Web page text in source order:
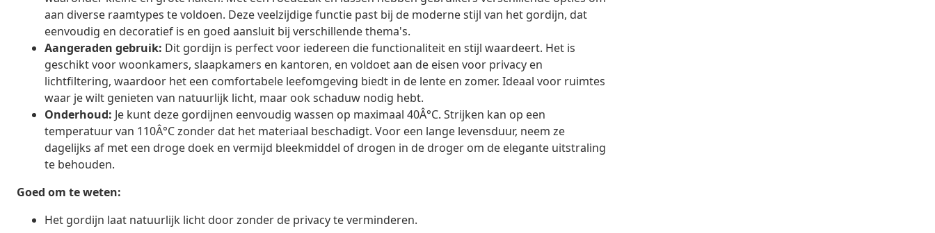
aan diverse raamtypes te voldoen. Deze veelzijdige functie past bij de moderne stijl van het gordijn, dat
eenvoudig en decoratief is en goed aansluit bij verschillende thema's.
Aangeraden gebruik: Dit gordijn is perfect voor iedereen die functionaliteit en stijl waardeert. Het is
geschikt voor woonkamers, slaapkamers en kantoren, en voldoet aan de eisen voor privacy en
lichtfiltering, waardoor het een comfortabele leefomgeving biedt in de lente en zomer. Ideaal voor ruimtes
waar je wilt genieten van natuurlijk licht, maar ook schaduw nodig hebt.
Onderhoud: Je kunt deze gordijnen eenvoudig wassen op maximaal 40Â°C. Strijken kan op een
temperatuur van 110Â°C zonder dat het materiaal beschadigt. Voor een lange levensduur, neem ze
dagelijks af met een droge doek en vermijd bleekmiddel of drogen in de droger om de elegante uitstraling
te behouden.
Goed om te weten:
Het gordijn laat natuurlijk licht door zonder de privacy te verminderen.